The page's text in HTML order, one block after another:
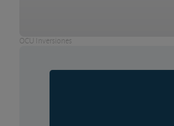
OCU Inversiones